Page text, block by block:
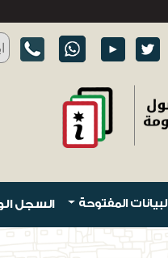
البيانات المفتوحة السجل